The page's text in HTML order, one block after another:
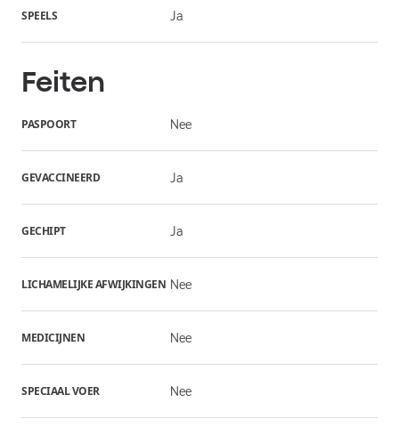
SPEELS Ja
Feiten
PASPOORT Nee
GEVACCINEERD Ja
GECHIPT Ja
LICHAMELIJKE AFWIJKINGEN Nee
MEDICIJNEN Nee
SPECIAAL VOER Nee